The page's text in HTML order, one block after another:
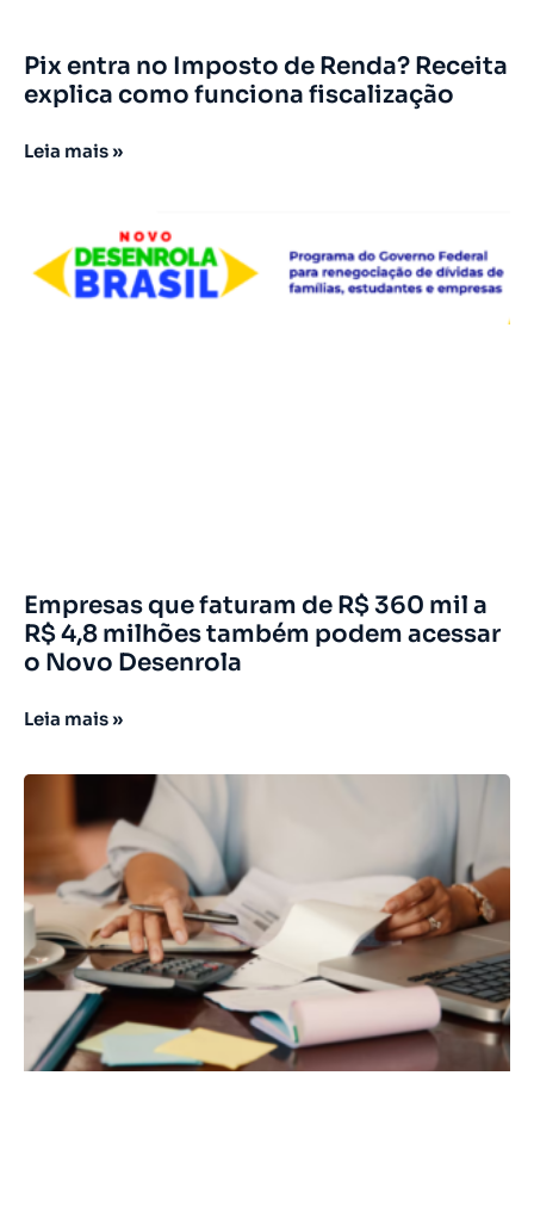
Pix entra no Imposto de Renda? Receita
explica como funciona fiscalização
Leia mais »
Empresas que faturam de R$ 360 mil a
R$ 4,8 milhões também podem acessar
o Novo Desenrola
Leia mais »